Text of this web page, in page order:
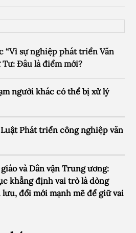
“Vì sự nghiệp phát triển Văn
Tư: Đâu là điểm mới?
người khác có thể bị xử lý
Phát triển công nghiệp văn
và Dân vận Trung ương:
khẳng định vai trò là dòng
đổi mới mạnh mẽ để giữ vai